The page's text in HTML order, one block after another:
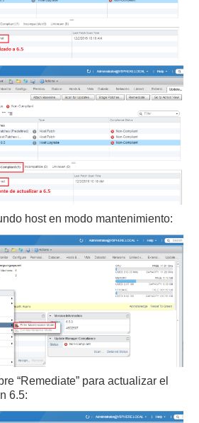
host en modo mantenimiento:
“Remediate” para actualizar el
6.5: